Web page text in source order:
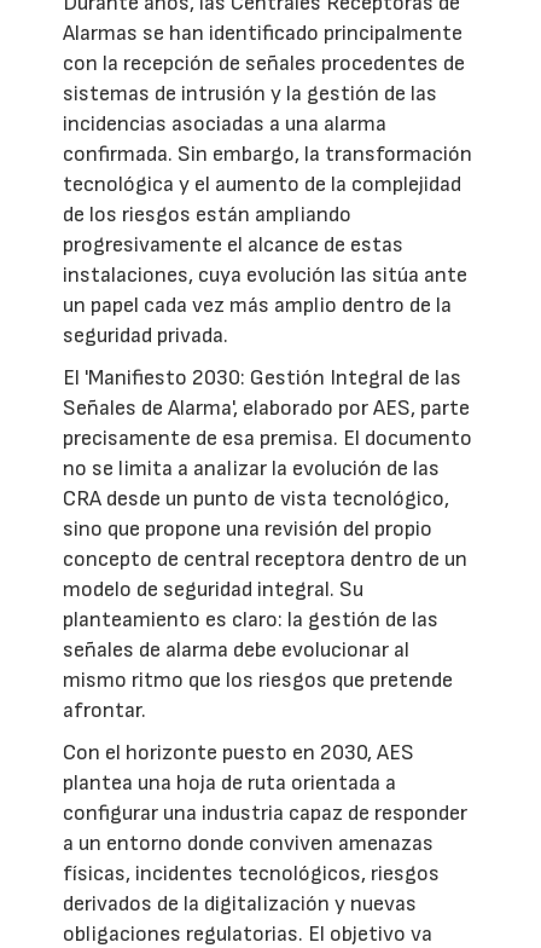
Alarmas se han identificado principalmente
con la recepción de señales procedentes de
sistemas de intrusión y la gestión de las
incidencias asociadas a una alarma
confirmada. Sin embargo, la transformación
tecnológica y el aumento de la complejidad
de los riesgos están ampliando
progresivamente el alcance de estas
instalaciones, cuya evolución las sitúa ante
un papel cada vez más amplio dentro de la
seguridad privada.
El 'Manifiesto 2030: Gestión Integral de las
Señales de Alarma', elaborado por AES, parte
precisamente de esa premisa. El documento
no se limita a analizar la evolución de las
CRA desde un punto de vista tecnológico,
sino que propone una revisión del propio
concepto de central receptora dentro de un
modelo de seguridad integral. Su
planteamiento es claro: la gestión de las
señales de alarma debe evolucionar al
mismo ritmo que los riesgos que pretende
afrontar.
Con el horizonte puesto en 2030, AES
plantea una hoja de ruta orientada a
configurar una industria capaz de responder
a un entorno donde conviven amenazas
físicas, incidentes tecnológicos, riesgos
derivados de la digitalización y nuevas
obligaciones regulatorias. El objetivo va